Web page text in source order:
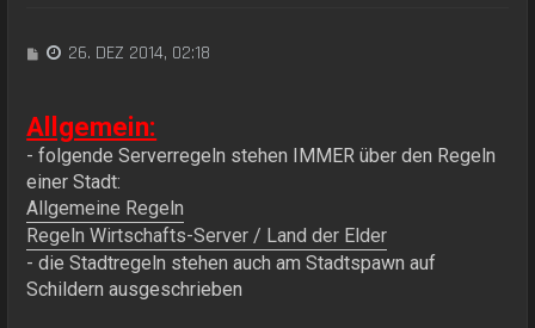
B
t
r
a
g
26. DEZ 2014, 02:18
Allgemein:
- folgende Serverregeln stehen IMMER über den Regeln
einer Stadt:
Allgemeine Regeln
Regeln Wirtschafts-Server / Land der Elder
- die Stadtregeln stehen auch am Stadtspawn auf
Schildern ausgeschrieben